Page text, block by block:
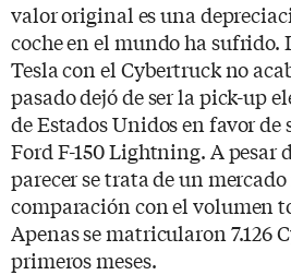
valor original es una
coche en el mundo ha sufrido.
Tesla con el Cybertruck no
pasado dejó de ser la pick-up
de Estados Unidos en favor
Ford F-150 Lightning. A pesar
parecer se trata de un
comparación con el volumen
Apenas se matricularon 7.126
primeros meses.